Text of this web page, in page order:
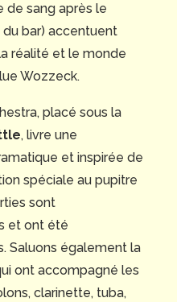
de sang après le
bar) accentuent
réalité et le monde
Wozzeck.
placé sous la
, livre une
et inspirée de
spéciale au pupitre
sont
et ont été
Saluons également la
ont accompagné les
clarinette, tuba,